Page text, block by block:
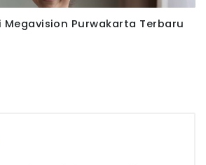
Megavision Purwakarta Terbaru